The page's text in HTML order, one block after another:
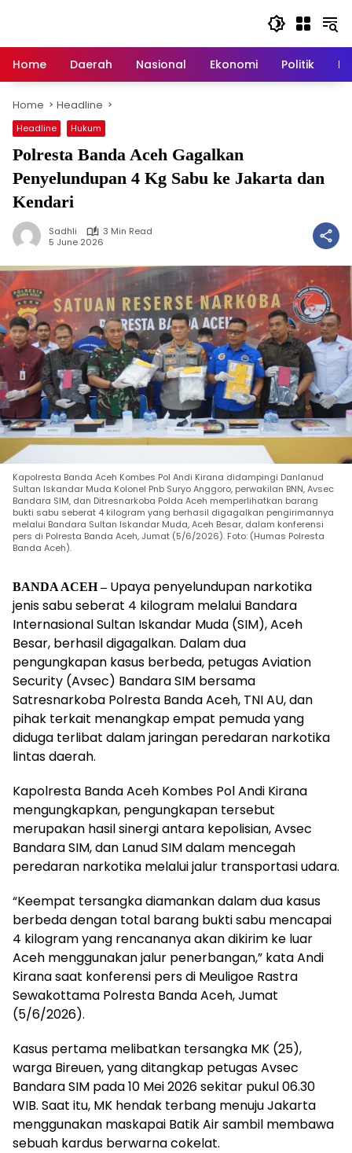
Home
Daerah Nasional Ekonomi Politik
Home Headline
Headline Hukum
Polresta Banda Aceh Gagalkan
Penyelundupan 4 Kg Sabu ke Jakarta dan
Kendari
Sadhli
3 Min Read
5 June 2026
Kapolresta Banda Aceh Kombes Pol Andi Kirana didampingi Danlanud
Sultan Iskandar Muda Kolonel Pnb Suryo Anggoro, perwakilan BNN, Avsec
Bandara SIM, dan Ditresnarkoba Polda Aceh memperlihatkan barang
bukti sabu seberat 4 kilogram yang berhasil digagalkan pengirimannya
melalui Bandara Sultan Iskandar Muda, Aceh Besar, dalam konferensi
pers di Polresta Banda Aceh, Jumat (5/6/2026). Foto: (Humas Polresta
Banda Aceh).
BANDA ACEH –Upaya penyelundupan narkotika
jenis sabu seberat 4 kilogram melalui Bandara
Internasional Sultan Iskandar Muda (SIM), Aceh
Besar, berhasil digagalkan. Dalam dua
pengungkapan kasus berbeda, petugas Aviation
Security (Avsec) Bandara SIM bersama
Satresnarkoba Polresta Banda Aceh, TNI AU, dan
pihak terkait menangkap empat pemuda yang
diduga terlibat dalam jaringan peredaran narkotika
lintas daerah.
Kapolresta Banda Aceh Kombes Pol Andi Kirana
mengungkapkan, pengungkapan tersebut
merupakan hasil sinergi antara kepolisian, Avsec
Bandara SIM, dan Lanud SIM dalam mencegah
peredaran narkotika melalui jalur transportasi udara.
“Keempat tersangka diamankan dalam dua kasus
berbeda dengan total barang bukti sabu mencapai
4 kilogram yang rencananya akan dikirim ke luar
Aceh menggunakan jalur penerbangan,” kata Andi
Kirana saat konferensi pers di Meuligoe Rastra
Sewakottama Polresta Banda Aceh, Jumat
(5/6/2026).
Kasus pertama melibatkan tersangka MK (25),
warga Bireuen, yang ditangkap petugas Avsec
Bandara SIM pada 10 Mei 2026 sekitar pukul 06.30
WIB. Saat itu, MK hendak terbang menuju Jakarta
menggunakan maskapai Batik Air sambil membawa
sebuah kardus berwarna cokelat.